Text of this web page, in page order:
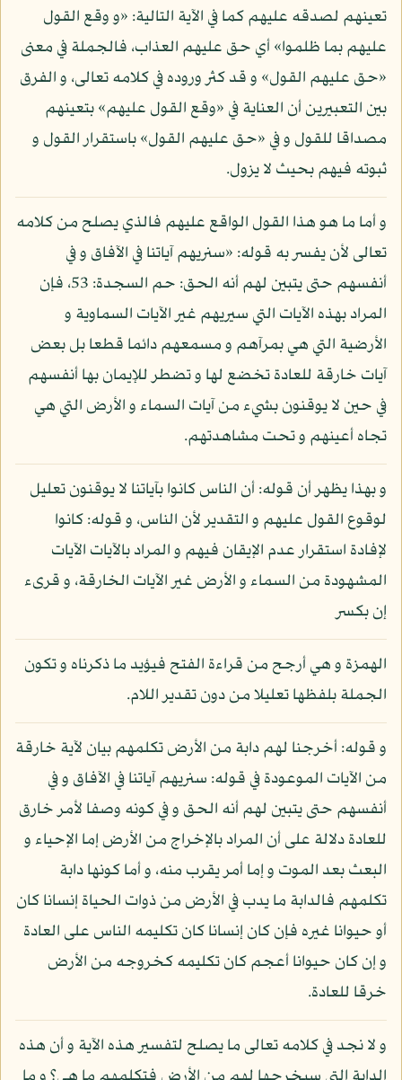
تعينهم لصدقه عليهم كما في الآية التالية: «و وقع القول
عليهم بما ظلموا» أي حق عليهم العذاب، فالجملة في معنى
«حق عليهم القول» و قد كثر وروده في كلامه تعالى، و الفرق
بين التعبيرين أن العناية في «وقع القول عليهم» بتعينهم
مصداقا للقول و في «حق عليهم القول» باستقرار القول و
ثبوته فيهم بحيث لا يزول.
و أما ما هو هذا القول الواقع عليهم فالذي يصلح من كلامه
تعالى لأن يفسر به قوله: «سنريهم آياتنا في الآفاق و في
أنفسهم حتى يتبين لهم أنه الحق: حم السجدة: 53، فإن
المراد بهذه الآيات التي سيريهم غير الآيات السماوية و
الأرضية التي هي بمرآهم و مسمعهم دائما قطعا بل بعض
آيات خارقة للعادة تخضع لها و تضطر للإيمان بها أنفسهم
في حين لا يوقنون بشيء من آيات السماء و الأرض التي هي
تجاه أعينهم و تحت مشاهدتهم.
و بهذا يظهر أن قوله: أن الناس كانوا بآياتنا لا يوقنون تعليل
لوقوع القول عليهم و التقدير لأن الناس، و قوله: كانوا
لإفادة استقرار عدم الإيقان فيهم و المراد بالآيات الآيات
المشهودة من السماء و الأرض غير الآيات الخارقة، و قرىء
إن بكسر
الهمزة و هي أرجح من قراءة الفتح فيؤيد ما ذكرناه و تكون
الجملة بلفظها تعليلا من دون تقدير اللام.
و قوله: أخرجنا لهم دابة من الأرض تكلمهم بيان لآية خارقة
من الآيات الموعودة في قوله: سنريهم آياتنا في الآفاق و في
أنفسهم حتى يتبين لهم أنه الحق و في كونه وصفا لأمر خارق
للعادة دلالة على أن المراد بالإخراج من الأرض إما الإحياء و
البعث بعد الموت و إما أمر يقرب منه، و أما كونها دابة
تكلمهم فالدابة ما يدب في الأرض من ذوات الحياة إنسانا كان
أو حيوانا غيره فإن كان إنسانا كان تكليمه الناس على العادة
و إن كان حيوانا أعجم كان تكليمه كخروجه من الأرض
خرقا للعادة.
و لا نجد في كلامه تعالى ما يصلح لتفسير هذه الآية و أن هذه